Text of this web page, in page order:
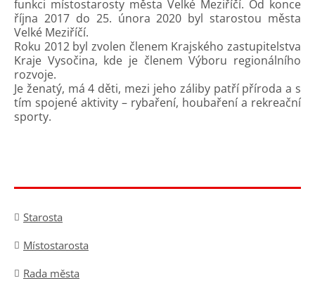
funkci místostarosty města Velké Meziříčí. Od konce
října 2017 do 25. února 2020 byl starostou města
Velké Meziříčí.
Roku 2012 byl zvolen členem Krajského zastupitelstva
Kraje Vysočina, kde je členem Výboru regionálního
rozvoje.
Je ženatý, má 4 děti, mezi jeho záliby patří příroda a s
tím spojené aktivity – rybaření, houbaření a rekreační
sporty.
Starosta
Místostarosta
Rada města